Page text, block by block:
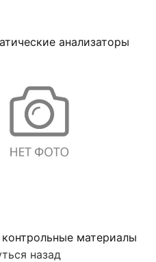
анализаторы
контрольные материалы
назад